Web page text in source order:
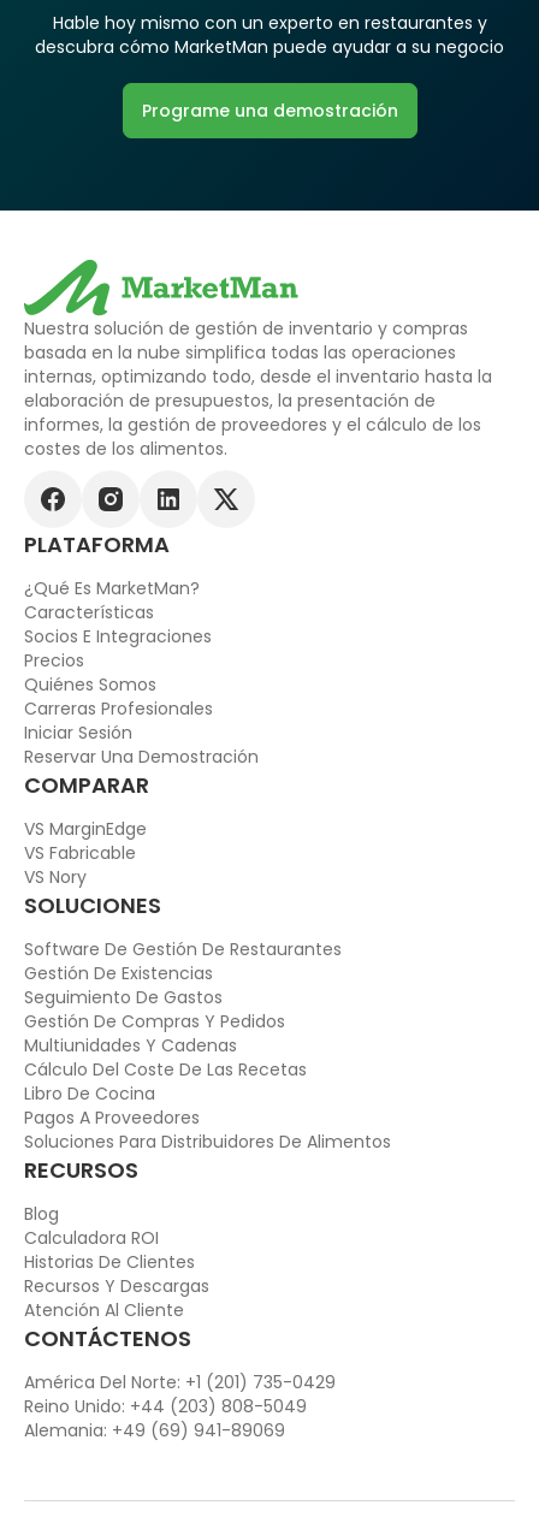
Hable hoy mismo con un experto en restaurantes y
descubra cómo MarketMan puede ayudar a su negocio
Programe una demostración
Nuestra solución de gestión de inventario y compras
basada en la nube simplifica todas las operaciones
internas, optimizando todo, desde el inventario hasta la
elaboración de presupuestos, la presentación de
informes, la gestión de proveedores y el cálculo de los
costes de los alimentos.
PLATAFORMA
¿Qué Es MarketMan?
Características
Socios E Integraciones
Precios
Quiénes Somos
Carreras Profesionales
Iniciar Sesión
Reservar Una Demostración
COMPARAR
VS MarginEdge
VS Fabricable
VS Nory
SOLUCIONES
Software De Gestión De Restaurantes
Gestión De Existencias
Seguimiento De Gastos
Gestión De Compras Y Pedidos
Multiunidades Y Cadenas
Cálculo Del Coste De Las Recetas
Libro De Cocina
Pagos A Proveedores
Soluciones Para Distribuidores De Alimentos
RECURSOS
Blog
Calculadora ROI
Historias De Clientes
Recursos Y Descargas
Atención Al Cliente
CONTÁCTENOS
América Del Norte: +1 (201) 735-0429
Reino Unido: +44 (203) 808-5049
Alemania: +49 (69) 941-89069